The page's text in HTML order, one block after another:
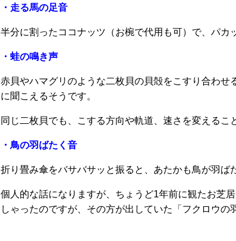
・走る馬の足音
半分に割ったココナッツ（お椀で代用も可）で、パカ
・蛙の鳴き声
赤貝やハマグリのような二枚貝の貝殻をこすり合わ
に聞こえるそうです。
同じ二枚貝でも、こする方向や軌道、速さを変えるこ
・鳥の羽ばたく音
折り畳み傘をバサバサッと振ると、あたかも鳥が羽ば
個人的な話になりますが、ちょうど1年前に観たお芝
しゃったのですが、その方が出していた「フクロウの